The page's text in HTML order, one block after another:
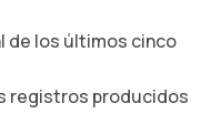
de los últimos cinco
registros producidos